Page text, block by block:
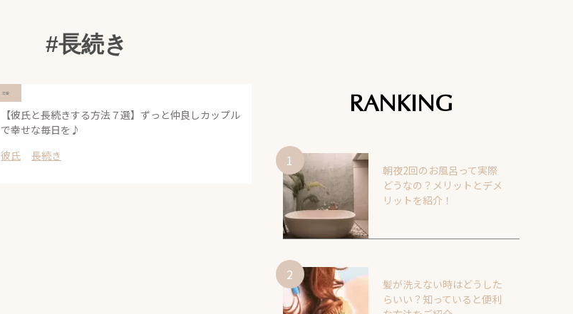
#長続き
恋愛
【彼氏と長続きする方法７選】ずっと仲良しカップル
で幸せな毎日を♪
彼氏
長続き
RANKING
朝夜2回のお風呂って実際
どうなの？メリットとデメ
リットを紹介！
髪が洗えない時はどうした
らいい？知っていると便利